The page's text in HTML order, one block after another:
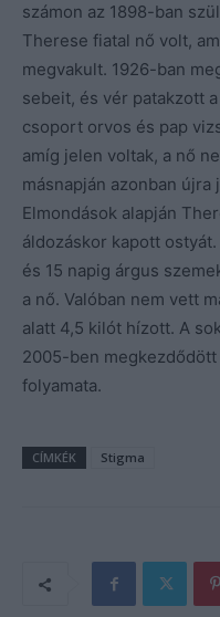
számon az 1898-ban
Therese fiatal nő volt,
megvakult. 1926-ban
sebeit, és vér patakzott
csoport orvos és pap
amíg jelen voltak, a nő
másnapján azonban
Elmondások alapján
áldozáskor kapott
és 15 napig árgus
a nő. Valóban nem vett
alatt 4,5 kilót hízott. A
2005-ben
folyamata.
CÍMKÉK Stigma